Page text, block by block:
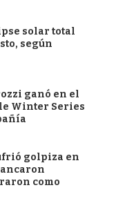
solar total
según
ganó en el
Winter Series
golpiza en
como